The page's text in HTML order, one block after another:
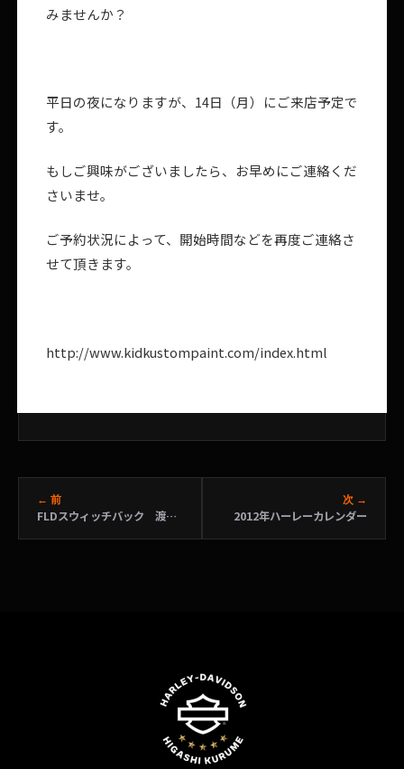
みませんか？
平日の夜になりますが、14日（月）にご来店予定で
す。
もしご興味がございましたら、お早めにご連絡くだ
さいませ。
ご予約状況によって、開始時間などを再度ご連絡さ
せて頂きます。
http://www.kidkustompaint.com/index.html
← 前
FLDスウィッチバック 渡部様
次 →
2012年ハーレーカレンダー